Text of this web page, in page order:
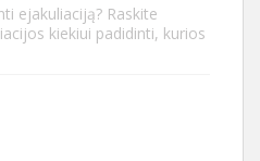
ejakuliaciją? Raskite
kiekiui padidinti, kurios